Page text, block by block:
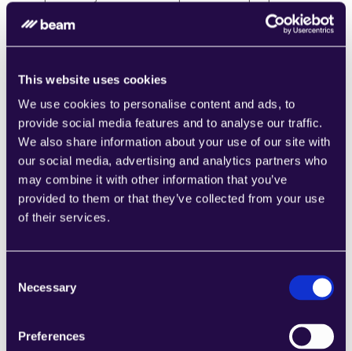
This website uses cookies
We use cookies to personalise content and ads, to
provide social media features and to analyse our traffic.
We also share information about your use of our site with
our social media, advertising and analytics partners who
may combine it with other information that you’ve
provided to them or that they’ve collected from your use
of their services.
Selection
Necessary
Preferences
proceso define las reglas de reintento, escalada,
privacidad y reversión antes del lanzamiento.
Resultados y criterios de parada
El flujo de trabajo finaliza tras la última acción aprobada:
posterior aprobación. A continuación, registra el
resultado validado en el sistema de registro autorizado,
archiva el desenlace y notifica al responsable
correspondiente en caso de requerirse un seguimiento.
Agentes de Beam participantes
gestión de contratos